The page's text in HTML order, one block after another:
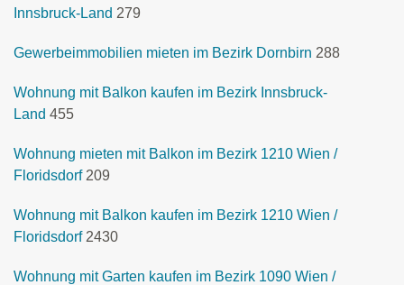
Innsbruck-Land 279
Gewerbeimmobilien mieten im Bezirk Dornbirn 288
Wohnung mit Balkon kaufen im Bezirk Innsbruck-
Land 455
Wohnung mieten mit Balkon im Bezirk 1210 Wien /
Floridsdorf 209
Wohnung mit Balkon kaufen im Bezirk 1210 Wien /
Floridsdorf 2430
Wohnung mit Garten kaufen im Bezirk 1090 Wien /